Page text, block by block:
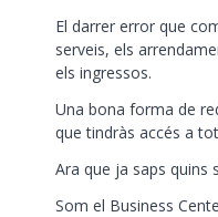
El darrer error que
serveis, els
els ingressos.
Una bona forma de
que tindràs accés a
Ara que ja saps quins
Som el Business